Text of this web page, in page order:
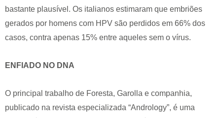
bastante plausível. Os italianos estimaram que embriões
gerados por homens com HPV são perdidos em 66% dos
casos, contra apenas 15% entre aqueles sem o vírus.
ENFIADO NO DNA
O principal trabalho de Foresta, Garolla e companhia,
publicado na revista especializada “Andrology”, é uma